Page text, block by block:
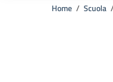
Home Scuola